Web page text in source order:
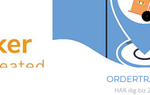
HAK dig.biz